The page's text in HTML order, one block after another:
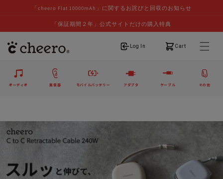
「cheero Flat 10000mAh」に関するお詫びと回収のお知らせ
「保証期間２年」公式サイトだけの購入特典
Log In
ログイン Cart
カート
オーディオ 集音器 モバイルバッテリー アダプタ ケーブル その他